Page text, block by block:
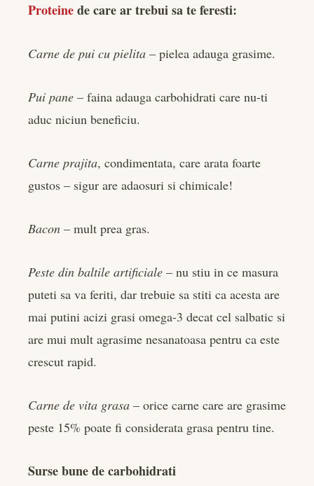
Proteinede care ar trebui sa te feresti:
Carne de pui cu pielita – pielea adauga grasime.
Pui pane – faina adauga carbohidrati care nu-ti
aduc niciun beneficiu.
Carne prajita, condimentata, care arata foarte
gustos – sigur are adaosuri si chimicale!
Bacon – mult prea gras.
Peste din baltile artificiale – nu stiu in ce masura
puteti sa va feriti, dar trebuie sa stiti ca acesta are
mai putini acizi grasi omega-3 decat cel salbatic si
are mui mult agrasime nesanatoasa pentru ca este
crescut rapid.
Carne de vita grasa – orice carne care are grasime
peste 15% poate fi considerata grasa pentru tine.
Surse bune de carbohidrati